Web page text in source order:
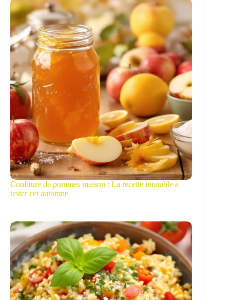
Confiture de pommes maison : La recette inratable à
tester cet automne